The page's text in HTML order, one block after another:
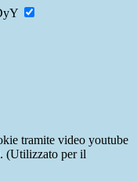
tramite video youtube
(Utilizzato per il